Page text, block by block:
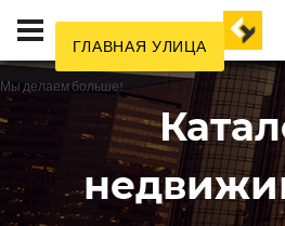
ГЛАВНАЯ УЛИЦА
Мы делаем больше!